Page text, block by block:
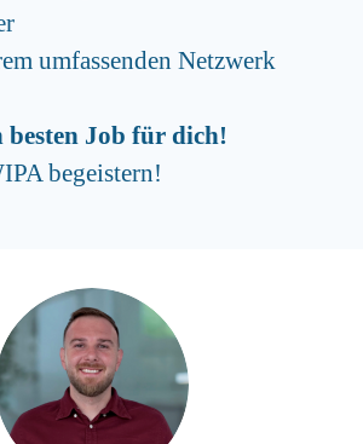
umfassenden Netzwerk
besten Job für dich!
begeistern!